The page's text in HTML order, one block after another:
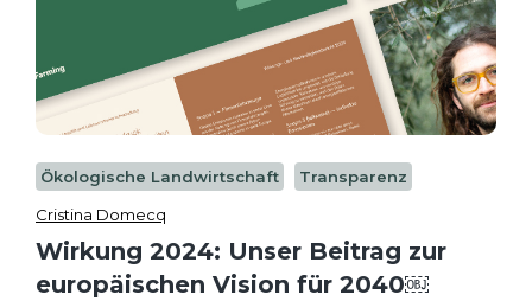
Ökologische Landwirtschaft
Transparenz
Cristina Domecq
Wirkung 2024: Unser Beitrag zur
europäischen Vision für 2040￼